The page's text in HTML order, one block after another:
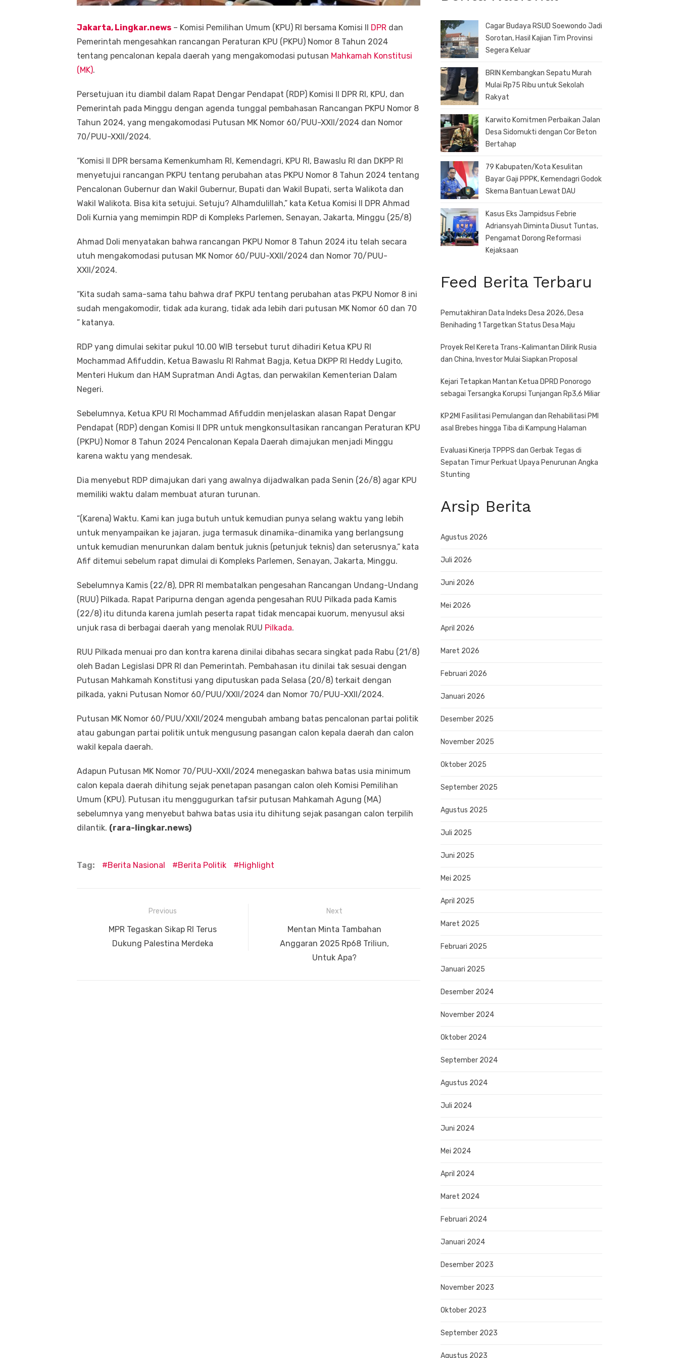
Jakarta, Lingkar.news – Komisi Pemilihan Umum (KPU) RI bersama Komisi II DPR dan
Pemerintah mengesahkan rancangan Peraturan KPU (PKPU) Nomor 8 Tahun 2024
tentang pencalonan kepala daerah yang mengakomodasi putusan Mahkamah Konstitusi
(MK).
Persetujuan itu diambil dalam Rapat Dengar Pendapat (RDP) Komisi II DPR RI, KPU, dan
Pemerintah pada Minggu dengan agenda tunggal pembahasan Rancangan PKPU Nomor 8
Tahun 2024, yang mengakomodasi Putusan MK Nomor 60/PUU-XXII/2024 dan Nomor
70/PUU-XXII/2024.
“Komisi II DPR bersama Kemenkumham RI, Kemendagri, KPU RI, Bawaslu RI dan DKPP RI
menyetujui rancangan PKPU tentang perubahan atas PKPU Nomor 8 Tahun 2024 tentang
Pencalonan Gubernur dan Wakil Gubernur, Bupati dan Wakil Bupati, serta Walikota dan
Wakil Walikota. Bisa kita setujui. Setuju? Alhamdulillah,” kata Ketua Komisi II DPR Ahmad
Doli Kurnia yang memimpin RDP di Kompleks Parlemen, Senayan, Jakarta, Minggu (25/8)
Ahmad Doli menyatakan bahwa rancangan PKPU Nomor 8 Tahun 2024 itu telah secara
utuh mengakomodasi putusan MK Nomor 60/PUU-XXII/2024 dan Nomor 70/PUU-
XXII/2024.
“Kita sudah sama-sama tahu bahwa draf PKPU tentang perubahan atas PKPU Nomor 8 ini
sudah mengakomodir, tidak ada kurang, tidak ada lebih dari putusan MK Nomor 60 dan 70
” katanya.
RDP yang dimulai sekitar pukul 10.00 WIB tersebut turut dihadiri Ketua KPU RI
Mochammad Afifuddin, Ketua Bawaslu RI Rahmat Bagja, Ketua DKPP RI Heddy Lugito,
Menteri Hukum dan HAM Supratman Andi Agtas, dan perwakilan Kementerian Dalam
Negeri.
Sebelumnya, Ketua KPU RI Mochammad Afifuddin menjelaskan alasan Rapat Dengar
Pendapat (RDP) dengan Komisi II DPR untuk mengkonsultasikan rancangan Peraturan KPU
(PKPU) Nomor 8 Tahun 2024 Pencalonan Kepala Daerah dimajukan menjadi Minggu
karena waktu yang mendesak.
Dia menyebut RDP dimajukan dari yang awalnya dijadwalkan pada Senin (26/8) agar KPU
memiliki waktu dalam membuat aturan turunan.
“(Karena) Waktu. Kami kan juga butuh untuk kemudian punya selang waktu yang lebih
untuk menyampaikan ke jajaran, juga termasuk dinamika-dinamika yang berlangsung
untuk kemudian menurunkan dalam bentuk juknis (petunjuk teknis) dan seterusnya,” kata
Afif ditemui sebelum rapat dimulai di Kompleks Parlemen, Senayan, Jakarta, Minggu.
Sebelumnya Kamis (22/8), DPR RI membatalkan pengesahan Rancangan Undang-Undang
(RUU) Pilkada. Rapat Paripurna dengan agenda pengesahan RUU Pilkada pada Kamis
(22/8) itu ditunda karena jumlah peserta rapat tidak mencapai kuorum, menyusul aksi
unjuk rasa di berbagai daerah yang menolak RUU Pilkada.
RUU Pilkada menuai pro dan kontra karena dinilai dibahas secara singkat pada Rabu (21/8)
oleh Badan Legislasi DPR RI dan Pemerintah. Pembahasan itu dinilai tak sesuai dengan
Putusan Mahkamah Konstitusi yang diputuskan pada Selasa (20/8) terkait dengan
pilkada, yakni Putusan Nomor 60/PUU/XXII/2024 dan Nomor 70/PUU-XXII/2024.
Putusan MK Nomor 60/PUU/XXII/2024 mengubah ambang batas pencalonan partai politik
atau gabungan partai politik untuk mengusung pasangan calon kepala daerah dan calon
wakil kepala daerah.
Adapun Putusan MK Nomor 70/PUU-XXII/2024 menegaskan bahwa batas usia minimum
calon kepala daerah dihitung sejak penetapan pasangan calon oleh Komisi Pemilihan
Umum (KPU). Putusan itu menggugurkan tafsir putusan Mahkamah Agung (MA)
sebelumnya yang menyebut bahwa batas usia itu dihitung sejak pasangan calon terpilih
dilantik. (rara-lingkar.news)
Tag: Berita Nasional Berita Politik Highlight
Previous
Previous
post:
MPR Tegaskan Sikap RI Terus
Dukung Palestina Merdeka
Next
post:
Mentan Minta Tambahan
Anggaran 2025 Rp68 Triliun,
Untuk Apa?
Cagar Budaya RSUD Soewondo Jadi
Sorotan, Hasil Kajian Tim Provinsi
Segera Keluar
BRIN Kembangkan Sepatu Murah
Mulai Rp75 Ribu untuk Sekolah
Rakyat
Karwito Komitmen Perbaikan Jalan
Desa Sidomukti dengan Cor Beton
Bertahap
79 Kabupaten/Kota Kesulitan
Bayar Gaji PPPK, Kemendagri Godok
Skema Bantuan Lewat DAU
Kasus Eks Jampidsus Febrie
Adriansyah Diminta Diusut Tuntas,
Pengamat Dorong Reformasi
Kejaksaan
Feed Berita Terbaru
Pemutakhiran Data Indeks Desa 2026, Desa
Benihading 1 Targetkan Status Desa Maju
Proyek Rel Kereta Trans-Kalimantan Dilirik Rusia
dan China, Investor Mulai Siapkan Proposal
Kejari Tetapkan Mantan Ketua DPRD Ponorogo
sebagai Tersangka Korupsi Tunjangan Rp3,6 Miliar
KP2MI Fasilitasi Pemulangan dan Rehabilitasi PMI
asal Brebes hingga Tiba di Kampung Halaman
Evaluasi Kinerja TPPPS dan Gerbak Tegas di
Sepatan Timur Perkuat Upaya Penurunan Angka
Stunting
Arsip Berita
Agustus 2026
Juli 2026
Juni 2026
Mei 2026
April 2026
Maret 2026
Februari 2026
Januari 2026
Desember 2025
November 2025
Oktober 2025
September 2025
Agustus 2025
Juli 2025
Juni 2025
Mei 2025
April 2025
Maret 2025
Februari 2025
Januari 2025
Desember 2024
November 2024
Oktober 2024
September 2024
Agustus 2024
Juli 2024
Juni 2024
Mei 2024
April 2024
Maret 2024
Februari 2024
Januari 2024
Desember 2023
November 2023
Oktober 2023
September 2023
Agustus 2023